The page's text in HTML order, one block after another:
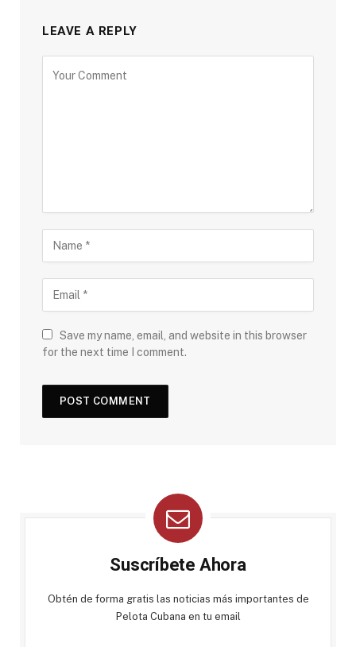
LEAVE A REPLY
Save my name, email, and website in this browser
for the next time I comment.
Suscríbete Ahora
Obtén de forma gratis las noticias más importantes de
Pelota Cubana en tu email